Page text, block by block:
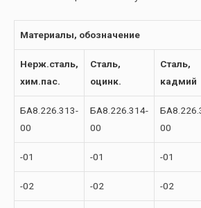
Материалы, обозначение
Нерж.сталь,
хим.пас.
Сталь,
оцинк.
Сталь,
кадмий
БА8.226.313-
00
БА8.226.314-
00
00
-01 -01 -01
-02 -02 -02